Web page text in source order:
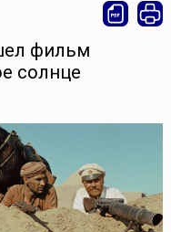
фильм
солнце